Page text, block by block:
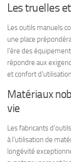
Les truelles
Les outils manuels
une place
l'ère des
répondre aux
et confort
Matériaux
vie
Les fabricants
à l'utilisation de
longévité